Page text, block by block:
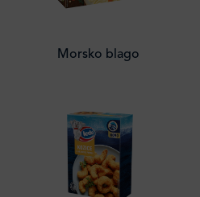
Morsko blago